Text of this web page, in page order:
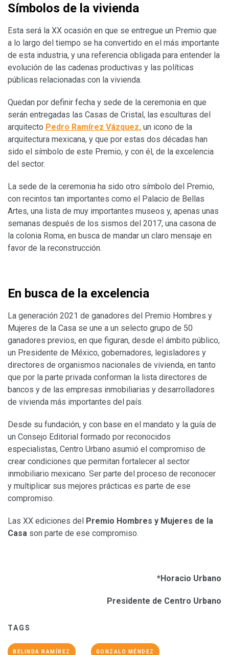
Símbolos de la vivienda
Esta será la XX ocasión en que se entregue un Premio que
a lo largo del tiempo se ha convertido en el más importante
de esta industria, y una referencia obligada para entender la
evolución de las cadenas productivas y las políticas
públicas relacionadas con la vivienda.
Quedan por definir fecha y sede de la ceremonia en que
serán entregadas las Casas de Cristal, las esculturas del
arquitecto Pedro Ramírez Vázquez, un icono de la
arquitectura mexicana, y que por estas dos décadas han
sido el símbolo de este Premio, y con él, de la excelencia
del sector.
La sede de la ceremonia ha sido otro símbolo del Premio,
con recintos tan importantes como el Palacio de Bellas
Artes, una lista de muy importantes museos y, apenas unas
semanas después de los sismos del 2017, una casona de
la colonia Roma, en busca de mandar un claro mensaje en
favor de la reconstrucción.
En busca de la excelencia
La generación 2021 de ganadores del Premio Hombres y
Mujeres de la Casa se une a un selecto grupo de 50
ganadores previos, en que figuran, desde el ámbito público,
un Presidente de México, gobernadores, legisladores y
directores de organismos nacionales de vivienda, en tanto
que por la parte privada conforman la lista directores de
bancos y de las empresas inmobiliarias y desarrolladores
de vivienda más importantes del país.
Desde su fundación, y con base en el mandato y la guía de
un Consejo Editorial formado por reconocidos
especialistas, Centro Urbano asumió el compromiso de
crear condiciones que permitan fortalecer al sector
inmobiliario mexicano. Ser parte del proceso de reconocer
y multiplicar sus mejores prácticas es parte de ese
compromiso.
Las XX ediciones del Premio Hombres y Mujeres de la
Casa son parte de ese compromiso.
*Horacio Urbano
Presidente de Centro Urbano
TAGS
BELINDA RAMÍREZ GONZALO MÉNDEZ